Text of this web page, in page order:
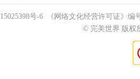
15025398号-6 《网络文化经营许可证》编
© 完美世界 版权